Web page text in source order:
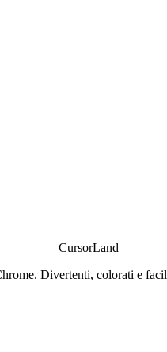
CursorLand
Divertenti, colorati e